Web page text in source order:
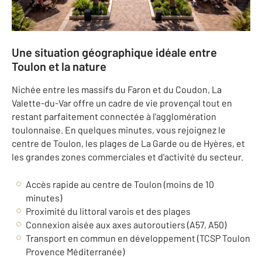
Une situation géographique idéale entre
Toulon et la nature
Nichée entre les massifs du Faron et du Coudon, La
Valette-du-Var offre un cadre de vie provençal tout en
restant parfaitement connectée à l'agglomération
toulonnaise. En quelques minutes, vous rejoignez le
centre de Toulon, les plages de La Garde ou de Hyères, et
les grandes zones commerciales et d'activité du secteur.
Accès rapide au centre de Toulon (moins de 10
minutes)
Proximité du littoral varois et des plages
Connexion aisée aux axes autoroutiers (A57, A50)
Transport en commun en développement (TCSP Toulon
Provence Méditerranée)